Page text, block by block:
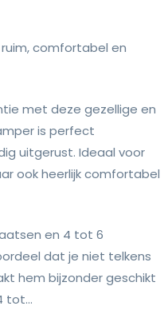
comfortabel en
met deze gezellige en
is perfect
uitgerust. Ideaal voor
ook heerlijk comfortabel
en 4 tot 6
dat je niet telkens
hem bijzonder geschikt
tot...